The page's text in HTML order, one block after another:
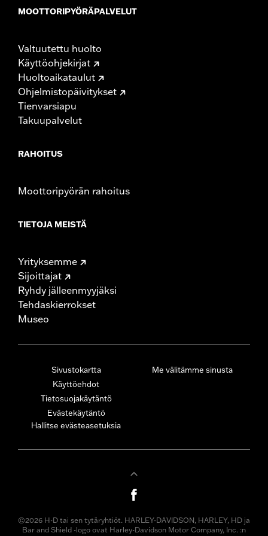
MOOTTORIPYÖRÄPALVELUT
Valtuutettu huolto
Käyttöohjekirjat
Huoltoaikataulut
Ohjelmistopäivitykset
Tienvarsiapu
Takuupalvelut
RAHOITUS
Moottoripyörän rahoitus
TIETOJA MEISTÄ
Yrityksemme
Sijoittajat
Ryhdy jälleenmyyjäksi
Tehdaskierrokset
Museo
Sivustokartta
Käyttöehdot
Tietosuojakäytäntö
Evästekäytäntö
Hallitse evästeasetuksia
Me välitämme sinusta
©2026 H-D tai sen tytäryhtiöt. HARLEY-DAVIDSON, HARLEY, HD ja
Bar and Shield -logo ovat Harley-Davidson Motor Company, Inc. :n